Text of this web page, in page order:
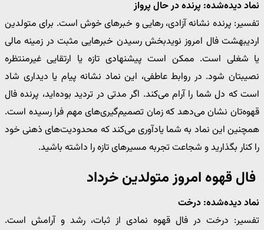
نماد دیده‌شده: پرنده در حال پرواز
تفسیر: پرنده نشانه آزادی، رهایی و خبرهای خوش است. برای متولدین
اردیبهشت فال امروز نویدبخش رسیدن خبرهایی مثبت در زمینه مالی
یا شغلی است. ممکن است پیشنهادی تازه یا ارتقایی غیرمنتظره
نصیبتان شود. در روابط عاطفی، این نماد نشانه پیام یا دیداری شاد
است که دل شما را آرام می‌کند. اگر مدتی در تردید بوده‌اید، پرنده فال
قهوه‌تان نشان می‌دهد که زمان تصمیم‌گیری‌های مهم فرا رسیده است.
همچنین این نماد به شما یادآوری می‌کند که محدودیت‌های ذهنی خود
را کنار بگذارید و شجاعت تجربه مسیرهای تازه را داشته باشید.
فال قهوه امروز متولدین خرداد
نماد دیده‌شده: درخت
تفسیر: درخت در فال قهوه نمادی از ثبات، رشد و آرامش است.